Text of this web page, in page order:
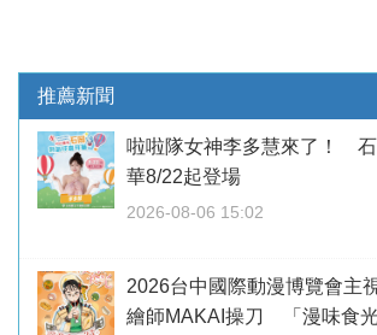
推薦新聞
啦啦隊女神李多慧來了！
華8/22起登場
2026-08-06 15:02
2026台中國際動漫博覽會主
繪師MAKAI操刀 「漫味食